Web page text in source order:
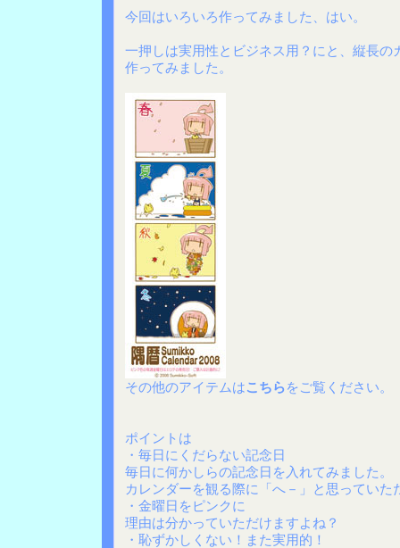
今回はいろいろ作ってみました、はい。
一押しは実用性とビジネス用？にと、縦長の
作ってみました。
その他のアイテムはこちらをご覧ください。
ポイントは
・毎日にくだらない記念日
毎日に何かしらの記念日を入れてみました。
カレンダーを観る際に「へ－」と思っていた
・金曜日をピンクに
理由は分かっていただけますよね？
・恥ずかしくない！また実用的！